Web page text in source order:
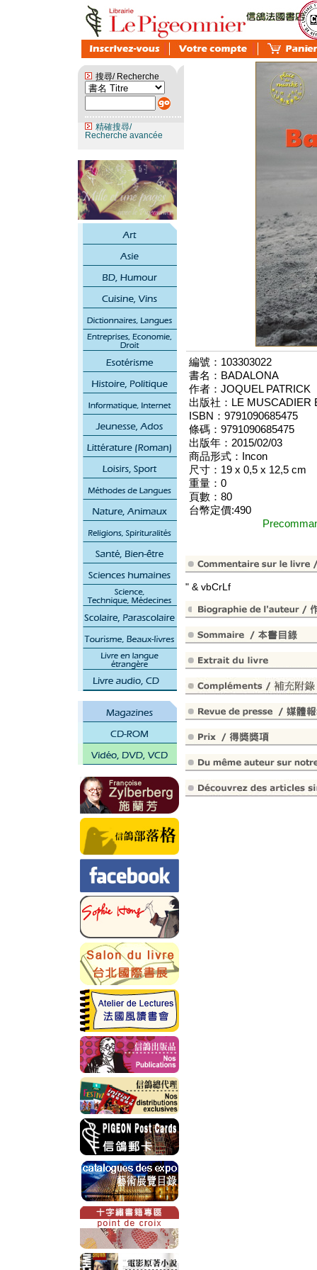
搜尋/ Recherche
精確搜尋/
Recherche avancée
編號：103303022
書名：BADALONA
作者：JOQUEL PATRICK
出版社：LE MUSCADIER
ISBN：9791090685475
條碼：9791090685475
出版年：2015/02/03
商品形式：Incon
尺寸：19 x 0,5 x 12,5 cm
重量：0
頁數：80
台幣定價:490
" & vbCrLf